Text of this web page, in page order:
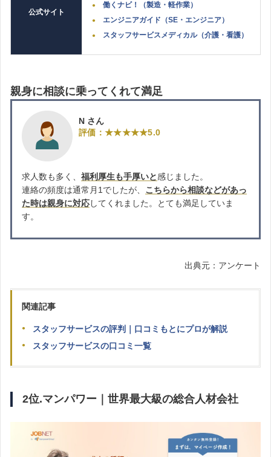
公式サイト
働くナビ！（製造・軽作業）
エンジニアガイド（SE・エンジニア）
スタッフサービスメディカル（介護・看護）
親身に相談に乗ってくれて満足
N さん
評価：★★★★★5.0
求人数も多く、 福利厚生も手厚いと感じました。
連絡の頻度は通常月1でしたが、 こちらから相談などがあっ
た時は親身に対応してくれました。とても満足していま
す。
出典元：アンケート
関連記事
スタッフサービスの評判｜口コミもとにプロが解説
スタッフサービスの口コミ一覧
2位.マンパワー｜世界最大級の総合人材会社